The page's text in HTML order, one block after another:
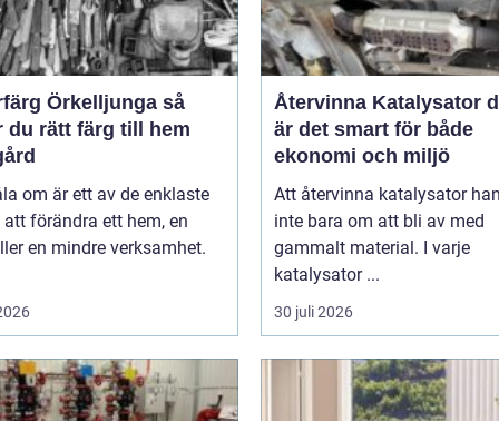
Örkelljunga så
du rätt färg till hem
om är ett av de enklaste
förändra ett hem, en
en mindre verksamhet.
Återvinna Katalysator därför
är det smart för både
ekonomi och miljö
Att återvinna katalysator
inte bara om att bli av med
gammalt material. I varje
katalysator ...
30 juli 2026